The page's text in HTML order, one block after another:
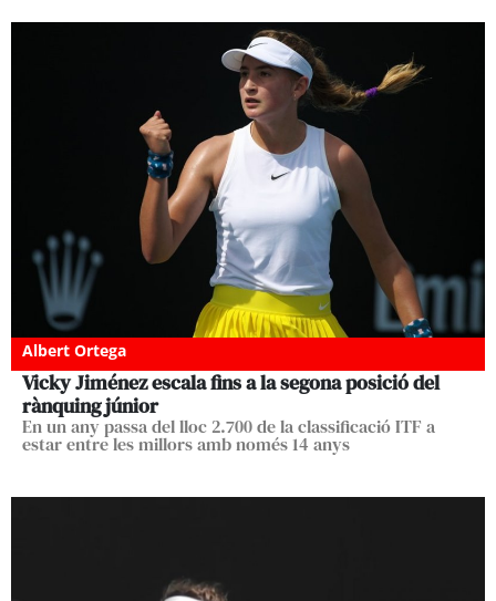
Albert Ortega
Vicky Jiménez escala fins a la segona posició del
rànquing júnior
En un any passa del lloc 2.700 de la classificació ITF a
estar entre les millors amb només 14 anys